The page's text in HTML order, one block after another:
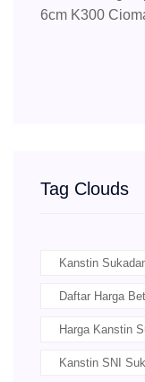
Tag Clouds
Kanstin
Daftar Harga
Harga Kanstin
Kanstin SNI